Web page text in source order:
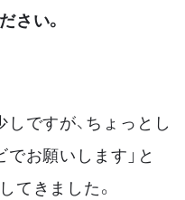
さい。
ですが、ちょっとし
お願いします」と
てきました。